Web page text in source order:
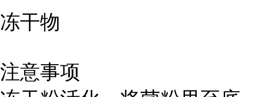
冻干物
注意事项